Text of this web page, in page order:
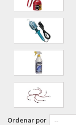
Ordenar por